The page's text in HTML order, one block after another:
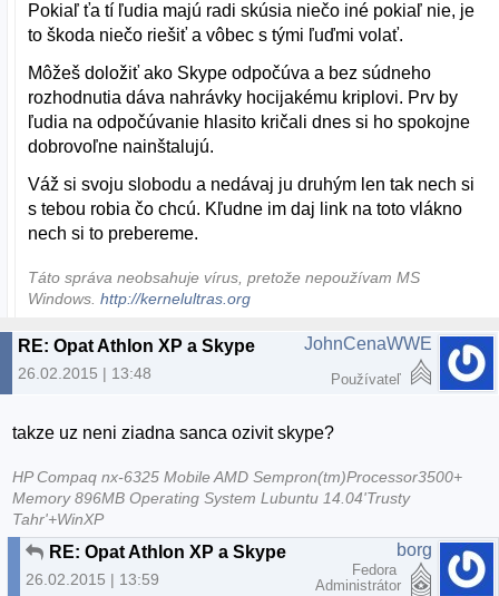
Pokiaľ ťa tí ľudia majú radi skúsia niečo iné pokiaľ nie, je
to škoda niečo riešiť a vôbec s tými ľuďmi volať.
Môžeš doložiť ako Skype odpočúva a bez súdneho
rozhodnutia dáva nahrávky hocijakému kriplovi. Prv by
ľudia na odpočúvanie hlasito kričali dnes si ho spokojne
dobrovoľne nainštalujú.
Váž si svoju slobodu a nedávaj ju druhým len tak nech si
s tebou robia čo chcú. Kľudne im daj link na toto vlákno
nech si to prebereme.
Táto správa neobsahuje vírus, pretože nepoužívam MS
Windows.http://kernelultras.org
RE: Opat Athlon XP a Skype
26.02.2015 | 13:48
JohnCenaWWE
Používateľ
takze uz neni ziadna sanca ozivit skype?
HP Compaq nx-6325 Mobile AMD Sempron(tm)Processor3500+
Memory 896MB Operating System Lubuntu 14.04'Trusty
Tahr'+WinXP
RE: Opat Athlon XP a Skype
26.02.2015 | 13:59
borg
Fedora
Administrátor